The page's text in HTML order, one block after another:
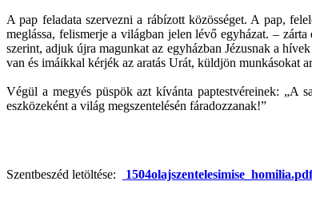
A pap feladata szervezni a rábízott közösséget. A pap,
meglássa, felismerje a világban jelen lévő egyházat. –
szerint, adjuk újra magunkat az egyházban Jézusnak a
van és imáikkal kérjék az aratás Urát, küldjön munkásokat
Végül a megyés püspök azt kívánta paptestvéreinek: „A
eszközeként a világ megszentelésén fáradozzanak!”
Szentbeszéd letöltése:
1504olajszentelesimise_homilia.pdf